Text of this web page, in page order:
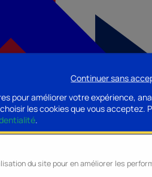
pour améliorer votre expérience,
les cookies que vous acceptez.
.
du site pour en améliorer les
Continuer sans